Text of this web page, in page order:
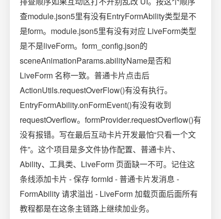
查module.json5里有没有EntryFormAbility类型是不
是form。module.json5里有没有对应 LiveForm类型
是不是liveForm。form_config.json的
sceneAnimationParams.abilityName是否和
LiveForm 名称一致。普通卡片点击后
ActionUtils.requestOverFlow()有没有执行。
EntryFormAbility.onFormEvent()有没有收到
requestOverflow。formProvider.requestOverflow()有
没有报错。写在最后互动卡片开发最怕“只看一个文
件”。这个项目是多文件协作配置、普通卡片、
Ability、工具类、LiveForm 页面缺一不可。记住这
条线添加卡片 - 保存 formId - 普通卡片发消息 -
FormAbility 请求溢出 - LiveForm 加载页面后面所有
教程都是在这条主链路上继续加业务。